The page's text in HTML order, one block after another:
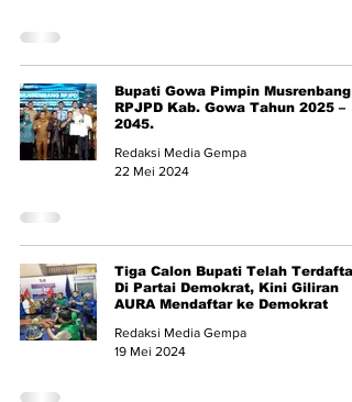
Bupati Gowa Pimpin Musrenbang
RPJPD Kab. Gowa Tahun 2025 –
2045.
Redaksi Media Gempa
22 Mei 2024
Tiga Calon Bupati Telah Terdaftar
Di Partai Demokrat, Kini Giliran
AURA Mendaftar ke Demokrat
Redaksi Media Gempa
19 Mei 2024